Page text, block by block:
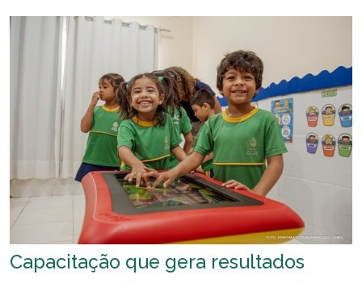
Capacitação que gera resultados